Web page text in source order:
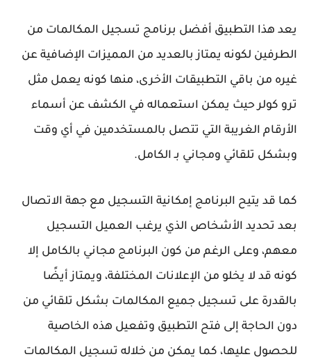
يعد هذا التطبيق أفضل برنامج تسجيل المكالمات من
الطرفين لكونه يمتاز بالعديد من المميزات الإضافية عن
غيره من باقي التطبيقات الأخرى، منها كونه يعمل مثل
ترو كولر حيث يمكن استعماله في الكشف عن أسماء
الأرقام الغريبة التي تتصل بالمستخدمين في أي وقت
وبشكل تلقائي ومجاني بـ الكامل.
كما قد يتيح البرنامج إمكانية التسجيل مع جهة الاتصال
بعد تحديد الأشخاص الذي يرغب العميل التسجيل
معهم، وعلى الرغم من كون البرنامج مجاني بالكامل إلا
كونه قد لا يخلو من الإعلانات المختلفة، ويمتاز أيضًا
بالقدرة على تسجيل جميع المكالمات بشكل تلقائي من
دون الحاجة إلى فتح التطبيق وتفعيل هذه الخاصية
للحصول عليها، كما يمكن من خلاله تسجيل المكالمات